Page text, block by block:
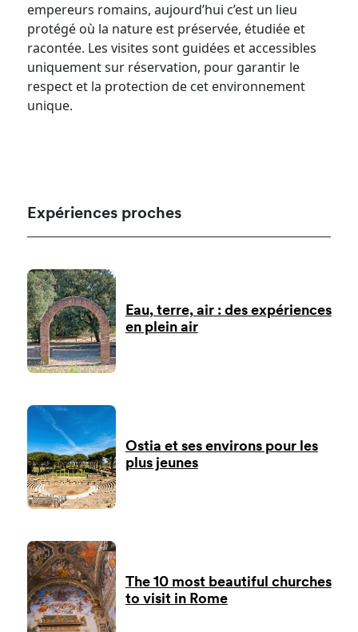
empereurs romains, aujourd’hui c’est un lieu
protégé où la nature est préservée, étudiée et
racontée. Les visites sont guidées et accessibles
uniquement sur réservation, pour garantir le
respect et la protection de cet environnement
unique.
Expériences proches
Eau, terre, air : des expériences
en plein air
Ostia et ses environs pour les
plus jeunes
The 10 most beautiful churches
to visit in Rome